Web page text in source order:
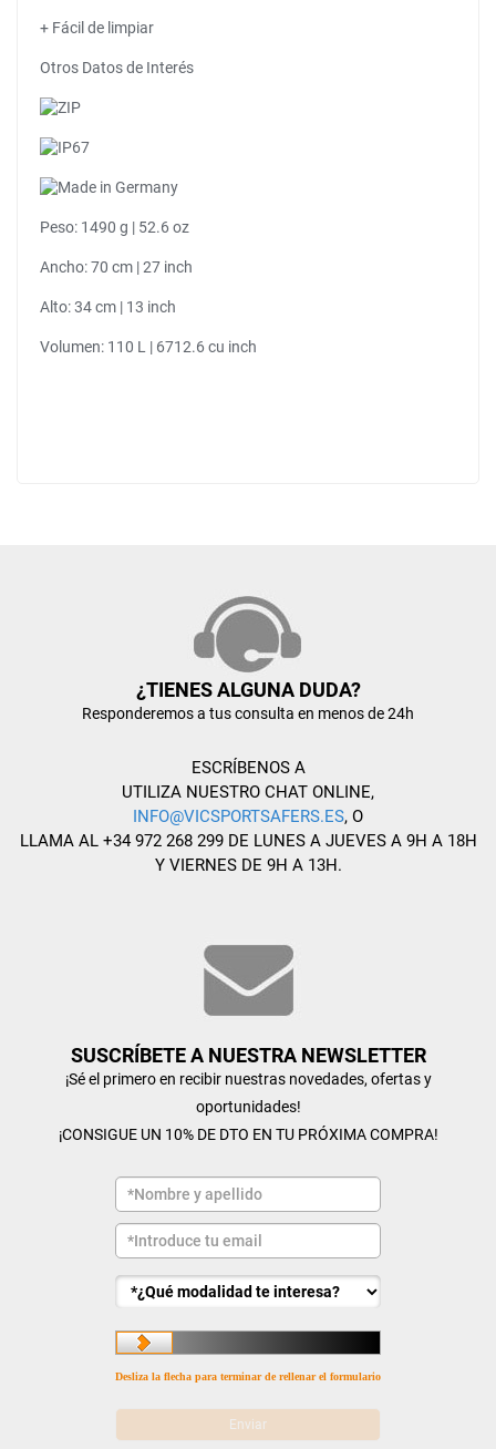
+ Fácil de limpiar
Otros Datos de Interés
Peso: 1490 g | 52.6 oz
Ancho: 70 cm | 27 inch
Alto: 34 cm | 13 inch
Volumen: 110 L | 6712.6 cu inch
¿TIENES ALGUNA DUDA?
Responderemos a tus consulta en menos de 24h
ESCRÍBENOS A
UTILIZA NUESTRO CHAT ONLINE,
INFO@VICSPORTSAFERS.ES, O
LLAMA AL +34 972 268 299 DE LUNES A JUEVES A 9H A 18H
Y VIERNES DE 9H A 13H.
SUSCRÍBETE A NUESTRA NEWSLETTER
¡Sé el primero en recibir nuestras novedades, ofertas y
oportunidades!
¡CONSIGUE UN 10% DE DTO EN TU PRÓXIMA COMPRA!
Desliza la flecha para terminar de rellenar el formulario